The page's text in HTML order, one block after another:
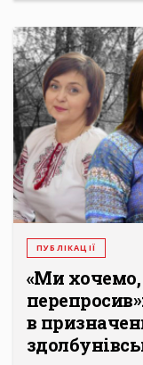
ПУБЛІКАЦІЇ
«Ми
в